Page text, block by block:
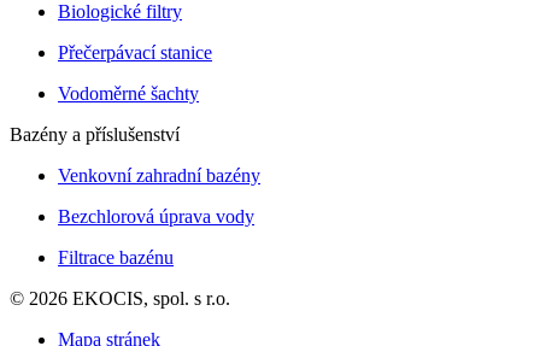
Biologické filtry
Přečerpávací stanice
Vodoměrné šachty
Bazény a příslušenství
Venkovní zahradní bazény
Bezchlorová úprava vody
Filtrace bazénu
© 2026 EKOCIS, spol. s r.o.
Mapa stránek